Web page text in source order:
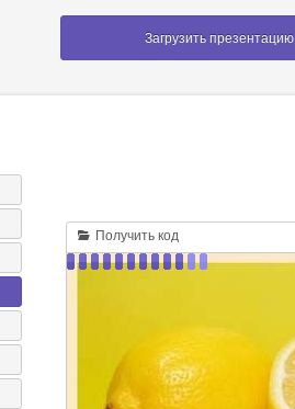
Загрузить презентацию
Получить код